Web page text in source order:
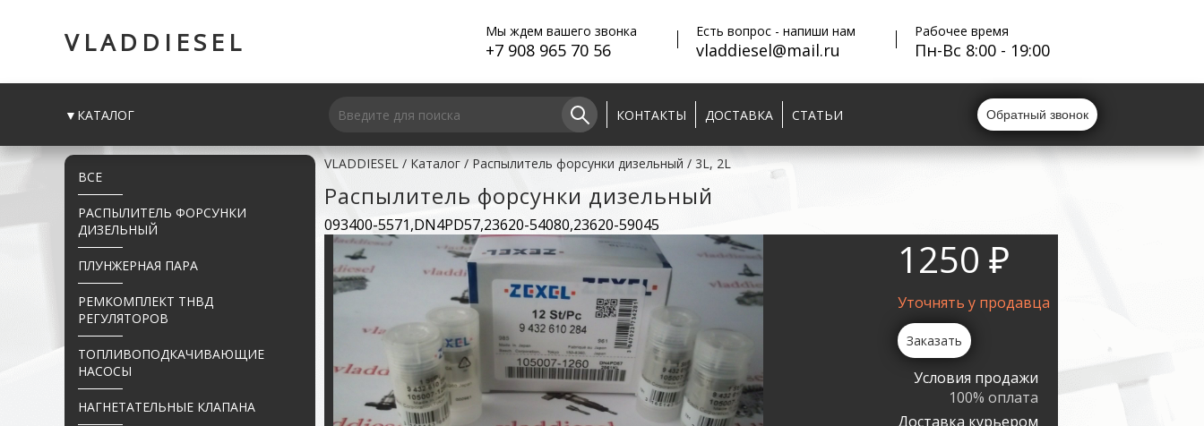
VLADDIESEL Мы ждем вашего звонка
+7 908 965 70 56
Есть вопрос - напиши нам
vladdiesel@mail.ru
Рабочее время
Пн-Вс 8:00 - 19:00
▼КАТАЛОГ КОНТАКТЫ ДОСТАВКА СТАТЬИ Обратный звонок
ВСЕ
РАСПЫЛИТЕЛЬ ФОРСУНКИ
ДИЗЕЛЬНЫЙ
ПЛУНЖЕРНАЯ ПАРА
РЕМКОМПЛЕКТ ТНВД
РЕГУЛЯТОРОВ
ТОПЛИВОПОДКАЧИВАЮЩИЕ
НАСОСЫ
НАГНЕТАТЕЛЬНЫЕ КЛАПАНА
VLADDIESEL/Каталог /Распылитель форсунки дизельный /3L, 2L
Распылитель форсунки дизельный
093400-5571,DN4PD57,23620-54080,23620-59045
1250 ₽
Уточнять у продавца
Заказать
Условия продажи
100% оплата
Доставка курьером